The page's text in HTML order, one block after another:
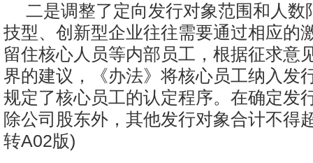
二是调整了定向发行对象范围和人数
技型、创新型企业往往需要通过相应的
留住核心人员等内部员工，根据征求意
界的建议，《办法》将核心员工纳入发
规定了核心员工的认定程序。在确定发
除公司股东外，其他发行对象合计不得
转A02版)